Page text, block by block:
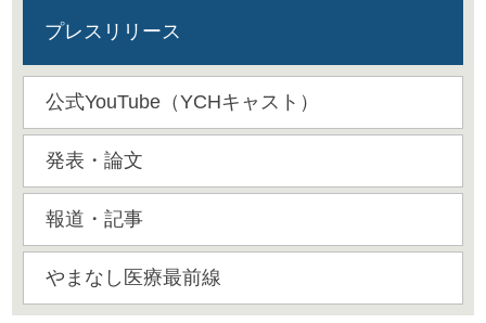
プレスリリース
公式YouTube（YCHキャスト）
発表・論文
報道・記事
やまなし医療最前線